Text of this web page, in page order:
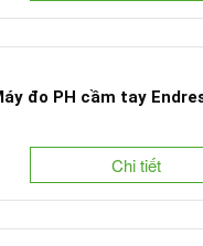
đo PH cầm tay
Chi tiết